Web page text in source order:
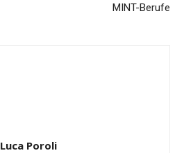
MINT-Berufe
Luca Poroli